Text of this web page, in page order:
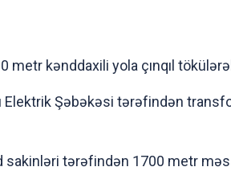
kənddaxili yola çınqıl
Şəbəkəsi tərəfindən
tərəfindən 1700 metr